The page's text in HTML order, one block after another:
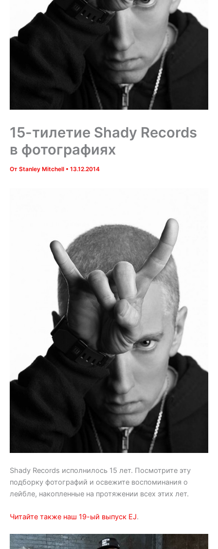
15-тилетие Shady Records
в фотографиях
От Stanley Mitchell • 13.12.2014
Shady Records исполнилось 15 лет. Посмотрите эту
подборку фотографий и освежите воспоминания о
лейбле, накопленные на протяжении всех этих лет.
Читайте также наш 19-ый выпуск EJ.